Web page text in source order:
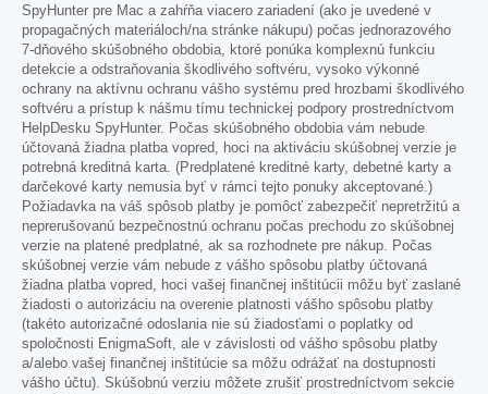
SpyHunter pre Mac a zahŕňa viacero zariadení (ako je uvedené v
propagačných materiáloch/na stránke nákupu) počas jednorazového
7-dňového skúšobného obdobia, ktoré ponúka komplexnú funkciu
detekcie a odstraňovania škodlivého softvéru, vysoko výkonné
ochrany na aktívnu ochranu vášho systému pred hrozbami škodlivého
softvéru a prístup k nášmu tímu technickej podpory prostredníctvom
HelpDesku SpyHunter. Počas skúšobného obdobia vám nebude
účtovaná žiadna platba vopred, hoci na aktiváciu skúšobnej verzie je
potrebná kreditná karta. (Predplatené kreditné karty, debetné karty a
darčekové karty nemusia byť v rámci tejto ponuky akceptované.)
Požiadavka na váš spôsob platby je pomôcť zabezpečiť nepretržitú a
neprerušovanú bezpečnostnú ochranu počas prechodu zo skúšobnej
verzie na platené predplatné, ak sa rozhodnete pre nákup. Počas
skúšobnej verzie vám nebude z vášho spôsobu platby účtovaná
žiadna platba vopred, hoci vašej finančnej inštitúcii môžu byť zaslané
žiadosti o autorizáciu na overenie platnosti vášho spôsobu platby
(takéto autorizačné odoslania nie sú žiadosťami o poplatky od
spoločnosti EnigmaSoft, ale v závislosti od vášho spôsobu platby
a/alebo vašej finančnej inštitúcie sa môžu odrážať na dostupnosti
vášho účtu). Skúšobnú verziu môžete zrušiť prostredníctvom sekcie